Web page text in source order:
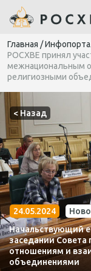
Главная /
РОСХВЕ принял
межнациональным
религиозными
< Назад
24.05.2024
Начальствующий
заседании
отношениям и
объединениями